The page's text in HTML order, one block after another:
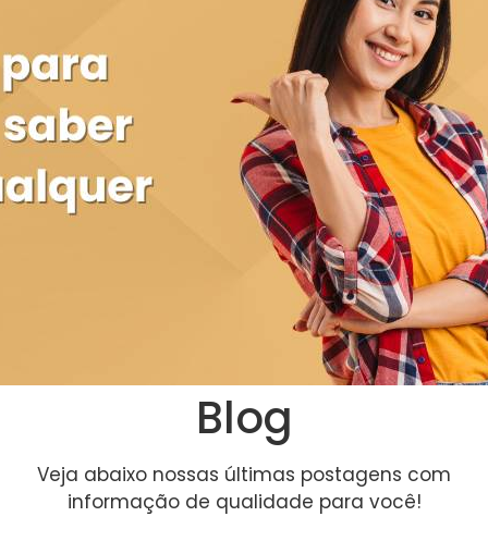
Blog
Veja abaixo nossas últimas postagens com
informação de qualidade para você!